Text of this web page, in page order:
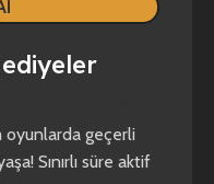
oyunlarda geçerli
Sınırlı süre aktif